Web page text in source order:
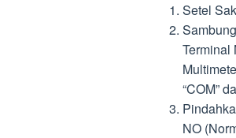
Setel
Terminal
“COM”
NO